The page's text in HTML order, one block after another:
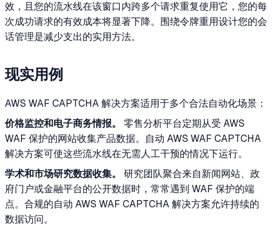
效，且您的流水线在该窗口内跨多个请求重复使用它，您的每
次成功请求的有效成本将显著下降。围绕令牌重用设计您的会
话管理是减少支出的实用方法。
现实用例
AWS WAF CAPTCHA 解决方案适用于多个合法自动化场景：
价格监控和电子商务情报。
零售分析平台定期从受 AWS
WAF 保护的网站收集产品数据。自动 AWS WAF CAPTCHA
解决方案可使这些流水线在无需人工干预的情况下运行。
学术和市场研究数据收集。
研究团队聚合来自新闻网站、政
府门户或金融平台的公开数据时，常常遇到 WAF 保护的端
点。合规的自动 AWS WAF CAPTCHA 解决方案允许持续的
数据访问。